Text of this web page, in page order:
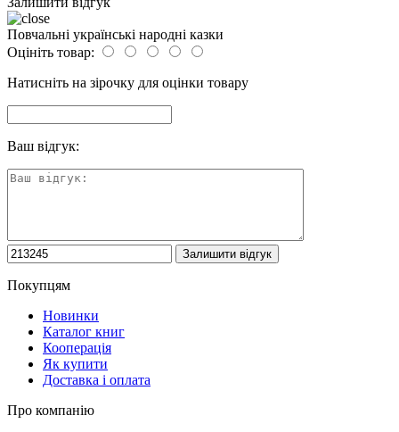
Повчальні українські народні казки
Оцініть товар:
Натисніть на зірочку для оцінки товару
Ваш відгук:
Покупцям
Новинки
Каталог книг
Кооперація
Як купити
Доставка і оплата
Про компанію